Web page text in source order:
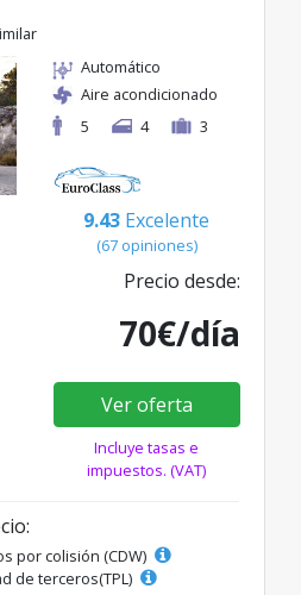
Automático
Aire acondicionado
5
4 3
9.43 Excelente
(67 opiniones)
Precio desde:
70€/día
Ver oferta
Incluye tasas e
impuestos. (VAT)
por colisión (CDW)
de terceros(TPL)